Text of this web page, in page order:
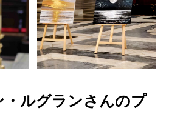
ルグランさんのプ